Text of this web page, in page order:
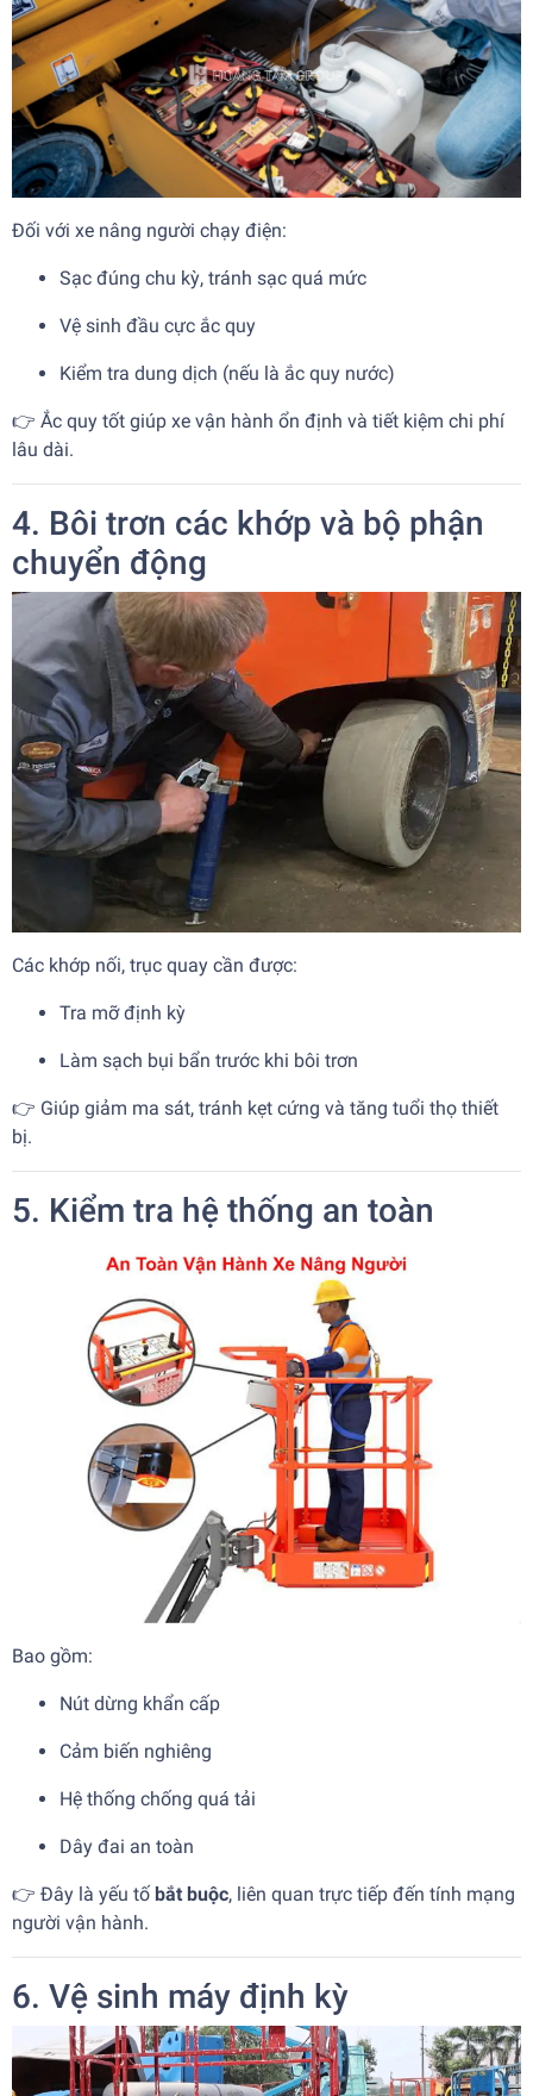
Đối với xe nâng người chạy điện:
Sạc đúng chu kỳ, tránh sạc quá mức
Vệ sinh đầu cực ắc quy
Kiểm tra dung dịch (nếu là ắc quy nước)
👉 Ắc quy tốt giúp xe vận hành ổn định và tiết kiệm chi phí
lâu dài.
4. Bôi trơn các khớp và bộ phận
chuyển động
Các khớp nối, trục quay cần được:
Tra mỡ định kỳ
Làm sạch bụi bẩn trước khi bôi trơn
👉 Giúp giảm ma sát, tránh kẹt cứng và tăng tuổi thọ thiết
bị.
5. Kiểm tra hệ thống an toàn
Bao gồm:
Nút dừng khẩn cấp
Cảm biến nghiêng
Hệ thống chống quá tải
Dây đai an toàn
👉 Đây là yếu tố bắt buộc, liên quan trực tiếp đến tính mạng
người vận hành.
6. Vệ sinh máy định kỳ